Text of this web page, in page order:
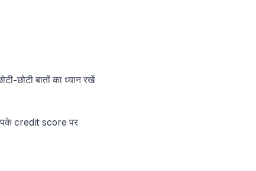
छोटी बातों का ध्यान रखें
credit score पर